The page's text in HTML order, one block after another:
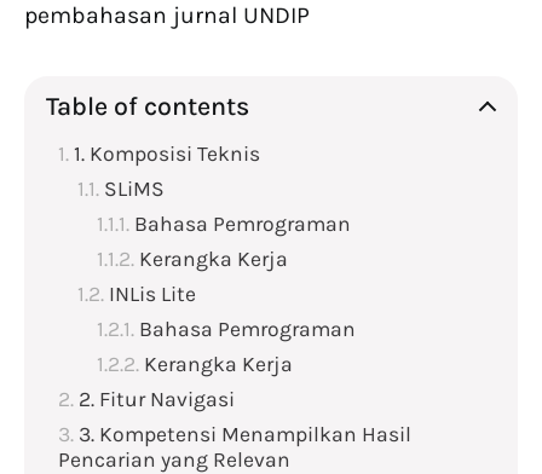
pembahasan jurnal UNDIP
Table of contents
1. Komposisi Teknis
SLiMS
Bahasa Pemrograman
Kerangka Kerja
INLis Lite
Bahasa Pemrograman
Kerangka Kerja
2. Fitur Navigasi
3. Kompetensi Menampilkan Hasil
Pencarian yang Relevan